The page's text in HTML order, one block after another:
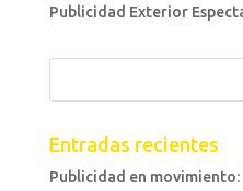
Publicidad Exterior
Entradas recientes
Publicidad en